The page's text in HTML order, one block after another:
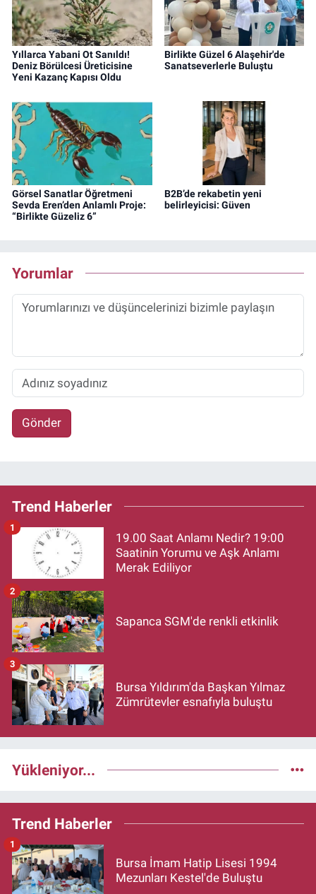
Yıllarca Yabani Ot Sanıldı!
Deniz Börülcesi Üreticisine
Yeni Kazanç Kapısı Oldu
Birlikte Güzel 6 Alaşehir'de
Sanatseverlerle Buluştu
Görsel Sanatlar Öğretmeni
Sevda Eren’den Anlamlı Proje:
“Birlikte Güzeliz 6”
B2B’de rekabetin yeni
belirleyicisi: Güven
Yorumlar
Gönder
Trend Haberler
19.00 Saat Anlamı Nedir? 19:00
Saatinin Yorumu ve Aşk Anlamı
Merak Ediliyor
1
Sapanca SGM'de renkli etkinlik
2
Bursa Yıldırım'da Başkan Yılmaz
Zümrütevler esnafıyla buluştu
3
Yükleniyor...
Trend Haberler
Bursa İmam Hatip Lisesi 1994
Mezunları Kestel'de Buluştu
1